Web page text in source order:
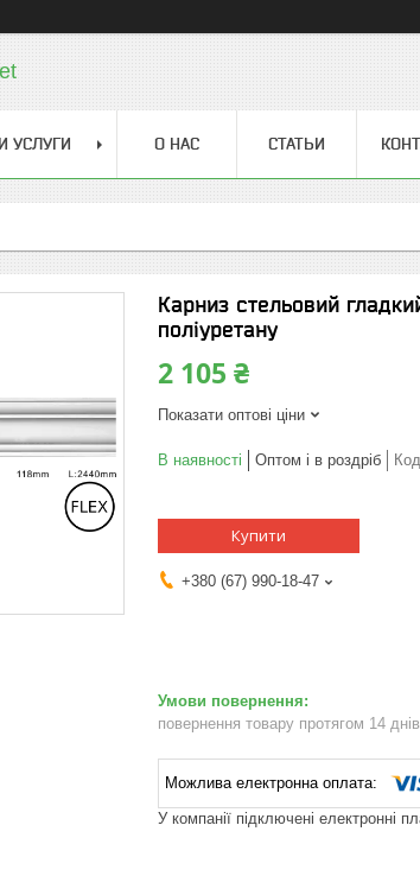
УСЛУГИ О НАС СТАТЬИ
Карниз стельовий
поліуретану
2 105 ₴
Показати оптові ціни
В наявності Оптом і в роздріб
Купити
+380 (67) 990-18-47
повернення товару протягом 14 днів
У компанії підключені електронні